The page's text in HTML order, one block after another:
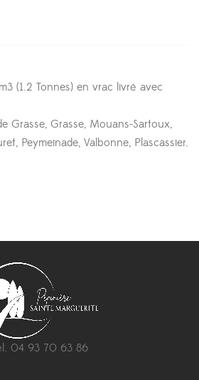
(1.2 Tonnes) en vrac livré avec
Grasse, Grasse, Mouans-Sartoux,
Peymeinade, Valbonne, Plascassier.
04 93 70 63 86